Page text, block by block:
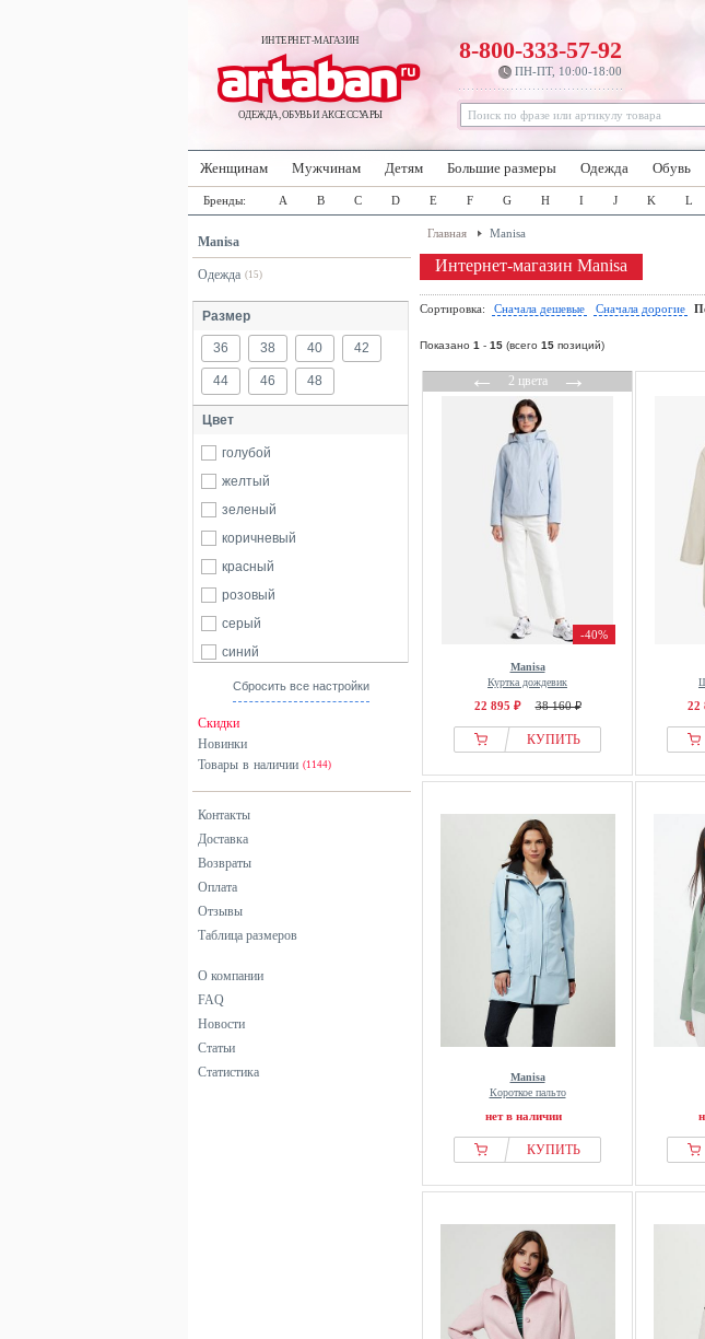
ИНТЕРНЕТ-МАГАЗИН
ОДЕЖДА, ОБУВЬ И АКСЕССУАРЫ
8-800-333-57-92
ПН-ПТ, 10:00-18:00
Женщинам Мужчинам Детям Большие размеры Одежда Обувь
Бренды: A B C D E F G H I J K L
Manisa
Одежда (15)
Размер
36 38 40 42
44 46 48
Цвет
голубой
желтый
зеленый
коричневый
красный
розовый
серый
синий
хаки
Сбросить все настройки
Скидки
Новинки
Товары в наличии (1144)
Контакты
Доставка
Возвраты
Оплата
Отзывы
Таблица размеров
О компании
FAQ
Новости
Статьи
Статистика
Главная Manisa
Интернет-магазин Manisa
Сортировка: Сначала дешевые Сначала дорогие
Показано 1 - 15 (всего 15 позиций)
←2 цвета→
-40%
Manisa
Куртка дождевик
22 895 ₽ 38 160 ₽
КУПИТЬ
22
Manisa
Короткое пальто
нет в наличии
КУПИТЬ